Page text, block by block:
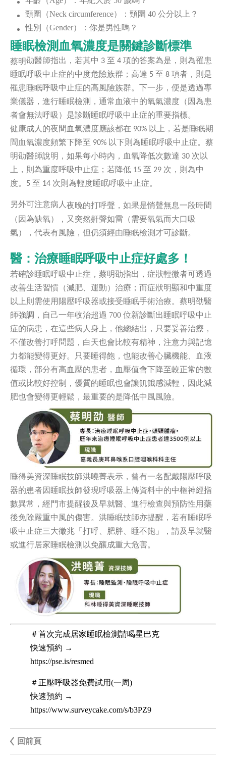
頸圍（Neck circumference）：頸圍 40 公分以上？
性別（Gender）：你是男性嗎？
睡眠檢測血氧濃度是關鍵診斷標準
蔡明劭醫師指出，若其中 3 至 4 項的答案為是，則為罹患
睡眠呼吸中止症的中度危險族群；高達 5 至 8 項者，則是
罹患睡眠呼吸中止症的高風險族群。下一步，便是透過專
業儀器，進行睡眠檢測，通常血液中的氧氣濃度（因為患
者會無法呼吸）是診斷睡眠呼吸中止症的重要指標。
健康成人的夜間血氧濃度應該都在 90% 以上，若是睡眠期
間血氧濃度頻繁下降至 90% 以下則為睡眠呼吸中止症。蔡
明劭醫師說明，如果每小時內，血氧降低次數達 30 次以
上，則為重度呼吸中止症；若降低 15 至 29 次，則為中
度。5 至 14 次則為輕度睡眠呼吸中止症。
另外可注意病人夜晚的打呼聲，如果是悄聲無息一段時間
（因為缺氧），又突然鼾聲如雷（需要氧氣而大口吸
氣），代表有風險，但仍須經由睡眠檢測才可診斷。
醫：治療睡眠呼吸中止症好處多！
若確診睡眠呼吸中止症，蔡明劭指出，症狀輕微者可透過
改善生活習慣（減肥、運動）治療；而症狀明顯和中重度
以上則需使用陽壓呼吸器或接受睡眠手術治療。 蔡明劭醫
師強調，自己一年收治超過 700 位新診斷出睡眠呼吸中止
症的病患，在這些病人身上，他總結出，只要妥善治療，
不僅改善打呼問題，白天也會比較有精神，注意力與記憶
力都能變得更好。只要睡得飽，也能改善心臟機能、血液
循環，部分有高血壓的患者，血壓值會下降至較正常的數
值或比較好控制，優質的睡眠也會讓飢餓感減輕，因此減
肥也會變得更輕鬆，最重要的是降低中風風險。
睡得美資深睡眠技師洪曉菁表示，曾有一名配戴陽壓呼吸
器的患者因睡眠技師發現呼吸器上傳資料中的中樞神經指
數異常，經門市提醒後及早就醫、進行檢查與預防性用藥
後免除嚴重中風的傷害。 洪睡眠技師亦提醒，若有睡眠呼
吸中止症三大徵兆「打呼、肥胖、睡不飽」，請及早就醫
或進行居家睡眠檢測以免釀成重大危害。
＃首次完成居家睡眠檢測請喝星巴克
快速預約 →
https://pse.is/resmed
＃正壓呼吸器免費試用(一周)
快速預約 →
https://www.surveycake.com/s/b3PZ9
回前頁